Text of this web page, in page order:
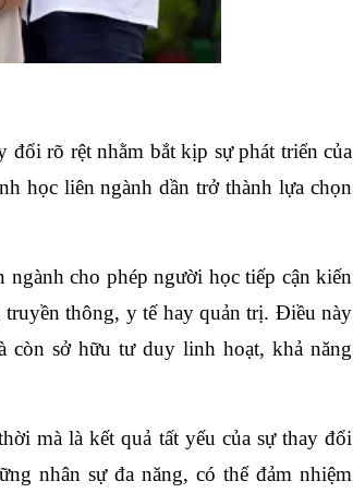
đổi rõ rệt nhằm bắt kịp sự phát triển của
học liên ngành dần trở thành lựa chọn
cho phép người học tiếp cận kiến
thông, y tế hay quản trị. Điều này
còn sở hữu tư duy linh hoạt, khả năng
mà là kết quả tất yếu của sự thay đổi
nhân sự đa năng, có thể đảm nhiệm